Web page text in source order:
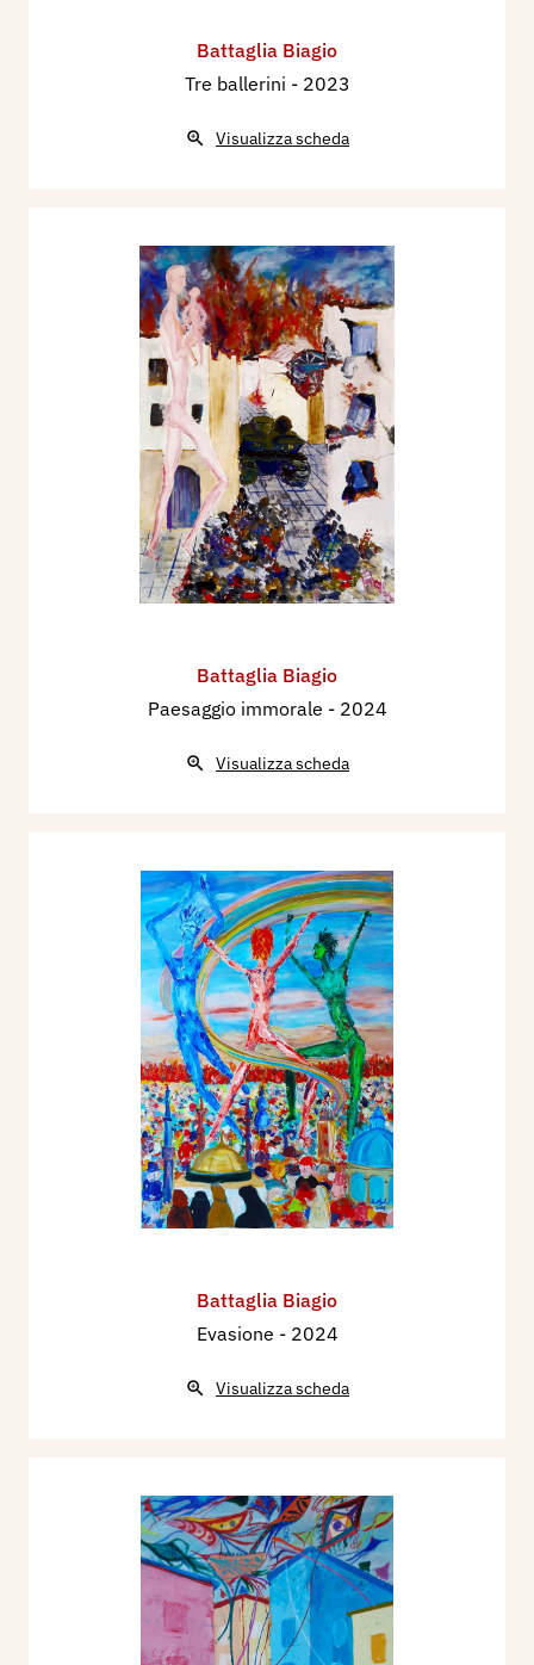
Battaglia Biagio
Tre ballerini - 2023
Visualizza scheda
Battaglia Biagio
Paesaggio immorale - 2024
Visualizza scheda
Battaglia Biagio
Evasione - 2024
Visualizza scheda